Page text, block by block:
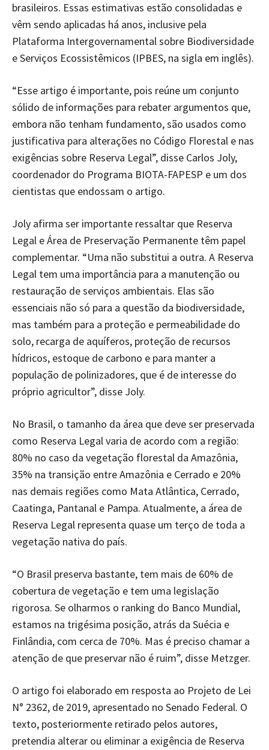
brasileiros. Essas estimativas estão consolidadas e
vêm sendo aplicadas há anos, inclusive pela
Plataforma Intergovernamental sobre Biodiversidade
e Serviços Ecossistêmicos (IPBES, na sigla em inglês).
“Esse artigo é importante, pois reúne um conjunto
sólido de informações para rebater argumentos que,
embora não tenham fundamento, são usados como
justificativa para alterações no Código Florestal e nas
exigências sobre Reserva Legal”, disse Carlos Joly,
coordenador do Programa BIOTA-FAPESP e um dos
cientistas que endossam o artigo.
Joly afirma ser importante ressaltar que Reserva
Legal e Área de Preservação Permanente têm papel
complementar. “Uma não substitui a outra. A Reserva
Legal tem uma importância para a manutenção ou
restauração de serviços ambientais. Elas são
essenciais não só para a questão da biodiversidade,
mas também para a proteção e permeabilidade do
solo, recarga de aquíferos, proteção de recursos
hídricos, estoque de carbono e para manter a
população de polinizadores, que é de interesse do
próprio agricultor”, disse Joly.
No Brasil, o tamanho da área que deve ser preservada
como Reserva Legal varia de acordo com a região:
80% no caso da vegetação florestal da Amazônia,
35% na transição entre Amazônia e Cerrado e 20%
nas demais regiões como Mata Atlântica, Cerrado,
Caatinga, Pantanal e Pampa. Atualmente, a área de
Reserva Legal representa quase um terço de toda a
vegetação nativa do país.
“O Brasil preserva bastante, tem mais de 60% de
cobertura de vegetação e tem uma legislação
rigorosa. Se olharmos o ranking do Banco Mundial,
estamos na trigésima posição, atrás da Suécia e
Finlândia, com cerca de 70%. Mas é preciso chamar a
atenção de que preservar não é ruim”, disse Metzger.
O artigo foi elaborado em resposta ao Projeto de Lei
N° 2362, de 2019, apresentado no Senado Federal. O
texto, posteriormente retirado pelos autores,
pretendia alterar ou eliminar a exigência de Reserva